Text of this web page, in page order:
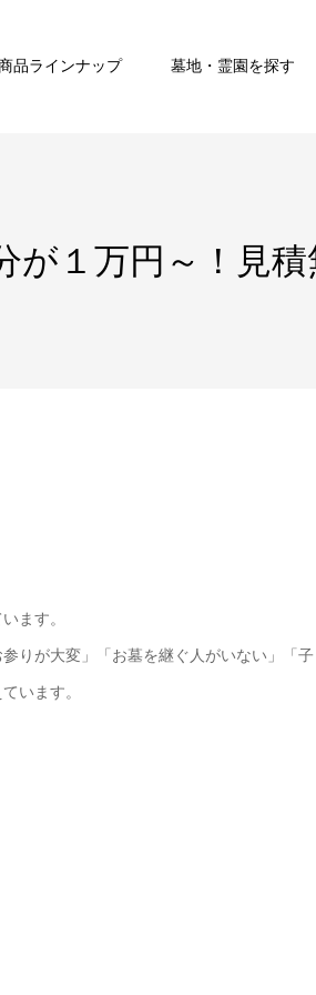
品ラインナップ 墓地・霊園を探す
が１万円～！見
ます。
りが大変」「お墓を継ぐ人がいない」「
います。